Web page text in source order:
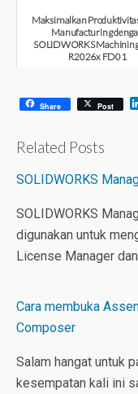
Maksimalkan
Manufacturing
SOLIDWORKS
R2026x FD01
Share Post
Related Posts
SOLIDWORKS
SOLIDWORKS
digunakan untuk
License Manager
Cara membuka
Composer
Salam hangat untuk
kesempatan kali ini